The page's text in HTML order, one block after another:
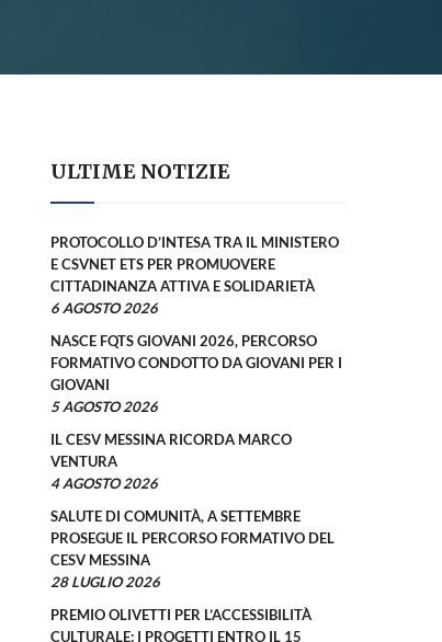
ULTIME NOTIZIE
PROTOCOLLO D’INTESA TRA IL MINISTERO
E CSVNET ETS PER PROMUOVERE
CITTADINANZA ATTIVA E SOLIDARIETÀ
6 AGOSTO 2026
NASCE FQTS GIOVANI 2026, PERCORSO
FORMATIVO CONDOTTO DA GIOVANI PER I
GIOVANI
5 AGOSTO 2026
IL CESV MESSINA RICORDA MARCO
VENTURA
4 AGOSTO 2026
SALUTE DI COMUNITÀ, A SETTEMBRE
PROSEGUE IL PERCORSO FORMATIVO DEL
CESV MESSINA
28 LUGLIO 2026
PREMIO OLIVETTI PER L’ACCESSIBILITÀ
CULTURALE: I PROGETTI ENTRO IL 15